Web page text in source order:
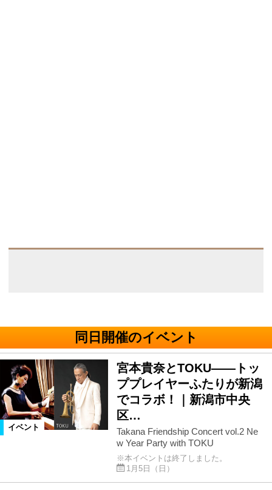
同日開催のイベント
イベント
宮本貴奈とTOKU――トッ
ププレイヤーふたりが新潟
でコラボ！｜新潟市中央
区…
Takana Friendship Concert vol.2 Ne
w Year Party with TOKU
※本イベントは終了しました。
1月5日（日）